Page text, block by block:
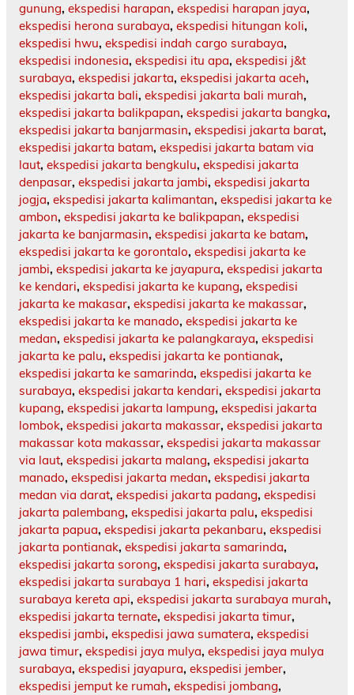
gunung, ekspedisi harapan, ekspedisi harapan jaya,
ekspedisi herona surabaya, ekspedisi hitungan koli,
ekspedisi hwu, ekspedisi indah cargo surabaya,
ekspedisi indonesia, ekspedisi itu apa, ekspedisi j&t
surabaya, ekspedisi jakarta, ekspedisi jakarta aceh,
ekspedisi jakarta bali, ekspedisi jakarta bali murah,
ekspedisi jakarta balikpapan, ekspedisi jakarta bangka,
ekspedisi jakarta banjarmasin, ekspedisi jakarta barat,
ekspedisi jakarta batam, ekspedisi jakarta batam via
laut, ekspedisi jakarta bengkulu, ekspedisi jakarta
denpasar, ekspedisi jakarta jambi, ekspedisi jakarta
jogja, ekspedisi jakarta kalimantan, ekspedisi jakarta ke
ambon, ekspedisi jakarta ke balikpapan, ekspedisi
jakarta ke banjarmasin, ekspedisi jakarta ke batam,
ekspedisi jakarta ke gorontalo, ekspedisi jakarta ke
jambi, ekspedisi jakarta ke jayapura, ekspedisi jakarta
ke kendari, ekspedisi jakarta ke kupang, ekspedisi
jakarta ke makasar, ekspedisi jakarta ke makassar,
ekspedisi jakarta ke manado, ekspedisi jakarta ke
medan, ekspedisi jakarta ke palangkaraya, ekspedisi
jakarta ke palu, ekspedisi jakarta ke pontianak,
ekspedisi jakarta ke samarinda, ekspedisi jakarta ke
surabaya, ekspedisi jakarta kendari, ekspedisi jakarta
kupang, ekspedisi jakarta lampung, ekspedisi jakarta
lombok, ekspedisi jakarta makassar, ekspedisi jakarta
makassar kota makassar, ekspedisi jakarta makassar
via laut, ekspedisi jakarta malang, ekspedisi jakarta
manado, ekspedisi jakarta medan, ekspedisi jakarta
medan via darat, ekspedisi jakarta padang, ekspedisi
jakarta palembang, ekspedisi jakarta palu, ekspedisi
jakarta papua, ekspedisi jakarta pekanbaru, ekspedisi
jakarta pontianak, ekspedisi jakarta samarinda,
ekspedisi jakarta sorong, ekspedisi jakarta surabaya,
ekspedisi jakarta surabaya 1 hari, ekspedisi jakarta
surabaya kereta api, ekspedisi jakarta surabaya murah,
ekspedisi jakarta ternate, ekspedisi jakarta timur,
ekspedisi jambi, ekspedisi jawa sumatera, ekspedisi
jawa timur, ekspedisi jaya mulya, ekspedisi jaya mulya
surabaya, ekspedisi jayapura, ekspedisi jember,
ekspedisi jemput ke rumah, ekspedisi jombang,